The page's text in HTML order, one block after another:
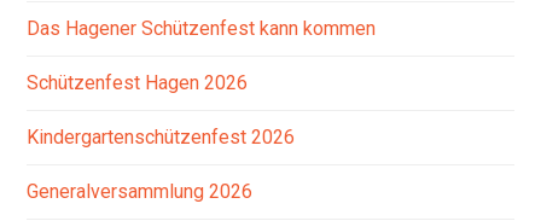
Das Hagener Schützenfest kann kommen
Schützenfest Hagen 2026
Kindergartenschützenfest 2026
Generalversammlung 2026